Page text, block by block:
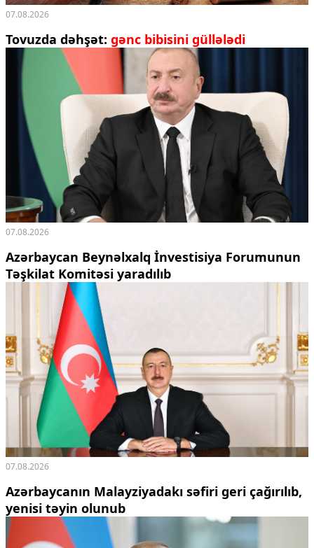
07.08.2026
Tovuzda dəhşət: gənc bibisini güllələdi
07.08.2026
Azərbaycan Beynəlxalq İnvestisiya Forumunun
Təşkilat Komitəsi yaradılıb
07.08.2026
Azərbaycanın Malayziyadakı səfiri geri çağırılıb,
yenisi təyin olunub